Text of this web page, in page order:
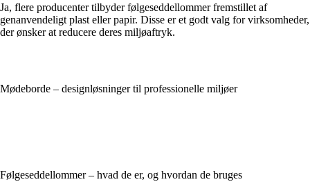
Ja, flere producenter tilbyder følgeseddellommer fremstillet af
genanvendeligt plast eller papir. Disse er et godt valg for virksomheder,
der ønsker at reducere deres miljøaftryk.
Mødeborde – designløsninger til professionelle miljøer
Følgeseddellommer – hvad de er, og hvordan de bruges